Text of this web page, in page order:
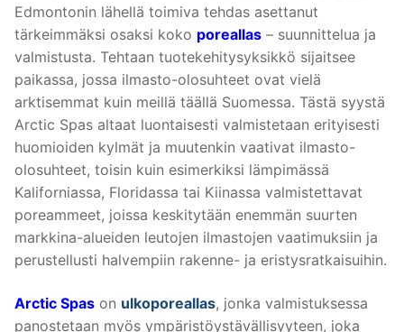
Edmontonin lähellä toimiva tehdas asettanut
tärkeimmäksi osaksi koko poreallas – suunnittelua ja
valmistusta. Tehtaan tuotekehitysyksikkö sijaitsee
paikassa, jossa ilmasto-olosuhteet ovat vielä
arktisemmat kuin meillä täällä Suomessa. Tästä syystä
Arctic Spas altaat luontaisesti valmistetaan erityisesti
huomioiden kylmät ja muutenkin vaativat ilmasto-
olosuhteet, toisin kuin esimerkiksi lämpimässä
Kaliforniassa, Floridassa tai Kiinassa valmistettavat
poreammeet, joissa keskitytään enemmän suurten
markkina-alueiden leutojen ilmastojen vaatimuksiin ja
perustellusti halvempiin rakenne- ja eristysratkaisuihin.
Arctic Spas on ulkoporeallas, jonka valmistuksessa
panostetaan myös ympäristöystävällisyyteen, joka